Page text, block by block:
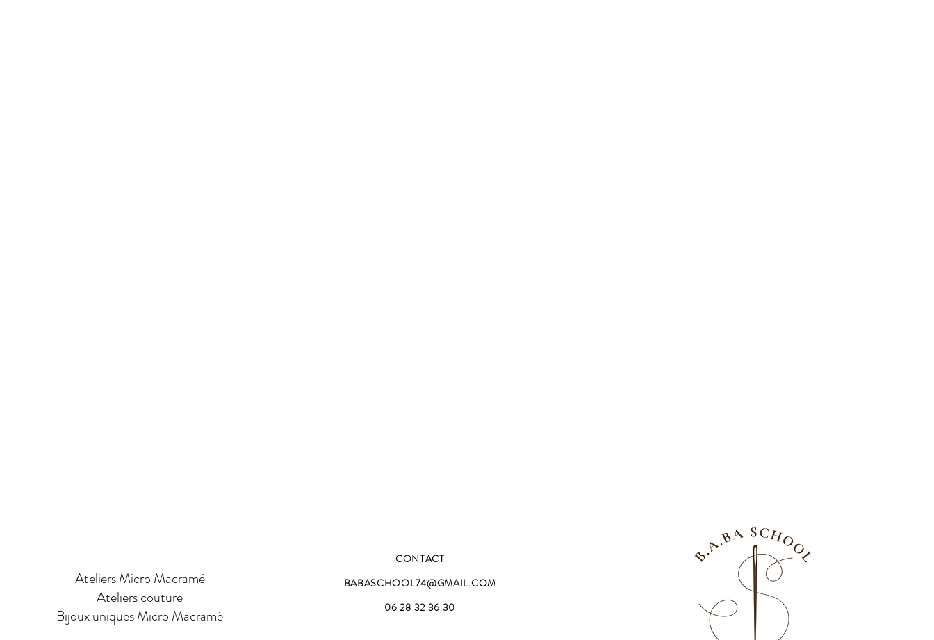
Ateliers Micro Macramé
Ateliers couture
Bijoux uniques Micro Macramé
CONTACT
BABASCHOOL74@GMAIL.COM
06 28 32 36 30